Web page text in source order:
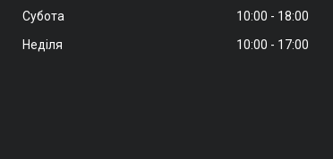
Субота
10:00
18:00
Неділя
10:00 17:00